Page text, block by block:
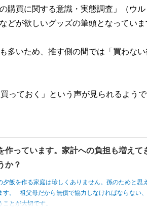
買に関する意識・実態調査」（ウル
どが欲しいグッズの筆頭となっていま
多いため、推す側の間では「買わな
っておく」という声が見られるよう
作っています。家計への負担も増えて
か？
飯を作る家庭は珍しくありません。孫のためと思
。 祖父母だから無償で協力しなければならない
とが大切です。